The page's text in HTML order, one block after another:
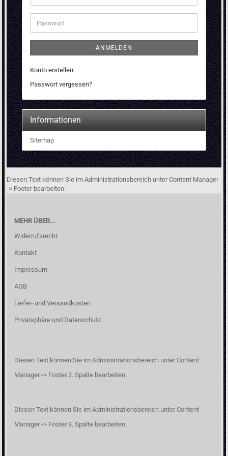
Mail-
Adresse
Passwort
ANMELDEN
Konto erstellen
Passwort vergessen?
Informationen
Sitemap
Diesen Text können Sie im Administrationsbereich unter Content Manager
-> Footer bearbeiten.
MEHR ÜBER...
Widerrufsrecht
Kontakt
Impressum
AGB
Liefer- und Versandkosten
Privatsphäre und Datenschutz
Diesen Text können Sie im Administrationsbereich unter Content
Manager -> Footer 2. Spalte bearbeiten.
Diesen Text können Sie im Administrationsbereich unter Content
Manager -> Footer 3. Spalte bearbeiten.